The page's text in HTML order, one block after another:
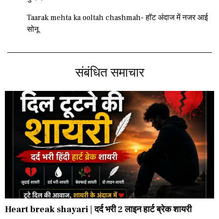
Taarak mehta ka ooltah chashmah- हॉट अंदाज में नजर आई
सोनू
संबंधित समाचार
Heart break shayari | दर्द भरी 2 लाइन हार्ट ब्रेक शायरी